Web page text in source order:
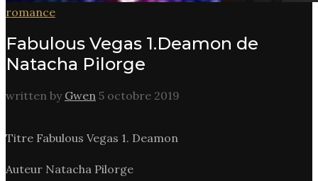
romance
Fabulous Vegas 1.Deamon de
Natacha Pilorge
written by Gwen 5 octobre 2019
Titre Fabulous Vegas 1. Deamon
Auteur Natacha Pilorge